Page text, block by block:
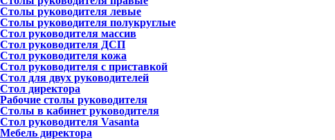
Столы руководителя левые
Столы руководителя полукруглые
Стол руководителя массив
Стол руководителя ДСП
Стол руководителя кожа
Стол руководителя с приставкой
Стол для двух руководителей
Стол директора
Рабочие столы руководителя
Столы в кабинет руководителя
Стол руководителя Vasanta
Мебель директора